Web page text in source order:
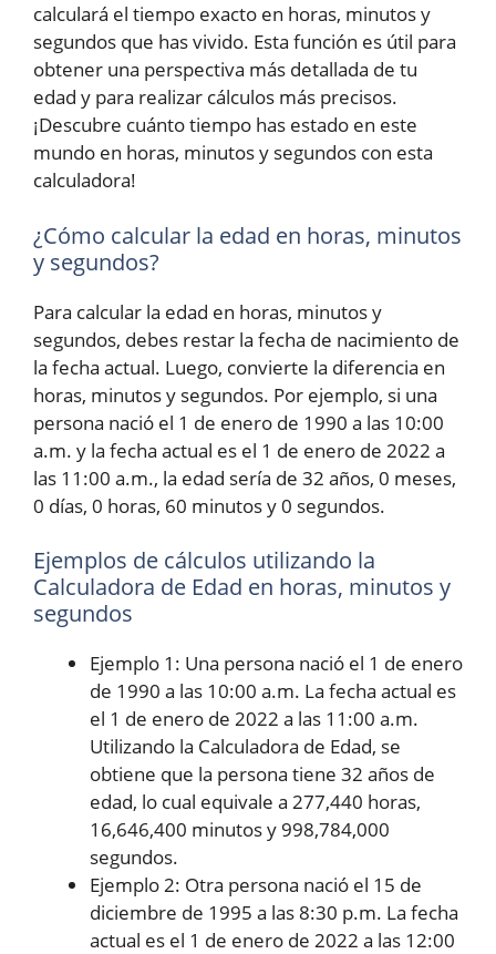
calculará el tiempo exacto en horas, minutos y
segundos que has vivido. Esta función es útil para
obtener una perspectiva más detallada de tu
edad y para realizar cálculos más precisos.
¡Descubre cuánto tiempo has estado en este
mundo en horas, minutos y segundos con esta
calculadora!
¿Cómo calcular la edad en horas, minutos
y segundos?
Para calcular la edad en horas, minutos y
segundos, debes restar la fecha de nacimiento de
la fecha actual. Luego, convierte la diferencia en
horas, minutos y segundos. Por ejemplo, si una
persona nació el 1 de enero de 1990 a las 10:00
a.m. y la fecha actual es el 1 de enero de 2022 a
las 11:00 a.m., la edad sería de 32 años, 0 meses,
0 días, 0 horas, 60 minutos y 0 segundos.
Ejemplos de cálculos utilizando la
Calculadora de Edad en horas, minutos y
segundos
Ejemplo 1: Una persona nació el 1 de enero
de 1990 a las 10:00 a.m. La fecha actual es
el 1 de enero de 2022 a las 11:00 a.m.
Utilizando la Calculadora de Edad, se
obtiene que la persona tiene 32 años de
edad, lo cual equivale a 277,440 horas,
16,646,400 minutos y 998,784,000
segundos.
Ejemplo 2: Otra persona nació el 15 de
diciembre de 1995 a las 8:30 p.m. La fecha
actual es el 1 de enero de 2022 a las 12:00